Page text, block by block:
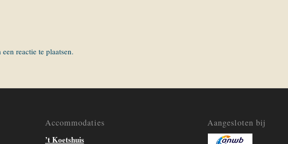
een reactie te plaatsen.
Accommodaties
’t Koetshuis
Aangesloten bij